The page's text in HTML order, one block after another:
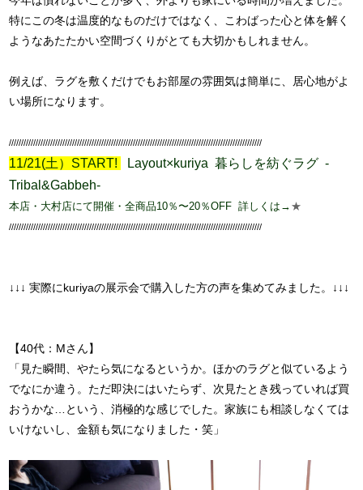
特にこの冬は温度的なものだけではなく、こわばった心と体を解く
ようなあたたかい空間づくりがとても大切かもしれません。
例えば、ラグを敷くだけでもお部屋の雰囲気は簡単に、居心地がよ
い場所になります。
////////////////////////////////////////////////////////////////////////////////////////////////////////
11/21(土）START! Layout×kuriya 暮らしを紡ぐラグ -
Tribal&Gabbeh-
本店・大村店にて開催・全商品10％〜20％OFF 詳しくは→ ★
////////////////////////////////////////////////////////////////////////////////////////////////////////
↓↓↓ 実際にkuriyaの展示会で購入した方の声を集めてみました。↓↓↓
【40代：Mさん】
「見た瞬間、やたら気になるというか。ほかのラグと似ているよう
でなにか違う。ただ即決にはいたらず、次見たとき残っていれば買
おうかな…という、消極的な感じでした。家族にも相談しなくては
いけないし、金額も気になりました・笑」